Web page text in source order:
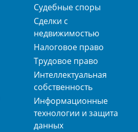
Судебные споры
Сделки с
недвижимостью
Налоговое право
Трудовое право
Интеллектуальная
собственность
Информационные
технологии и защита
данных